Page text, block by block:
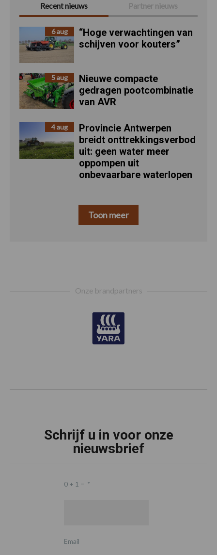
Recent nieuws Partner nieuws
6 aug
“Hoge verwachtingen van
schijven voor kouters”
5 aug
Nieuwe compacte
gedragen pootcombinatie
van AVR
4 aug
Provincie Antwerpen
breidt onttrekkingsverbod
uit: geen water meer
oppompen uit
onbevaarbare waterlopen
Toon meer
Onze brandpartners
Schrijf u in voor onze
nieuwsbrief
0 + 1 = *
Email